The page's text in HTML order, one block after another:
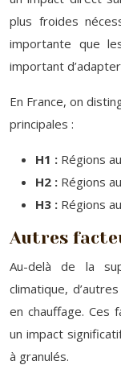
plus froides
importante que
important
En France, on
principales :
H1 : Régions
H2 : Régions
H3 : Régions
Autres
Au-delà de la
climatique,
en chauffage. Ces
un impact
à granulés.